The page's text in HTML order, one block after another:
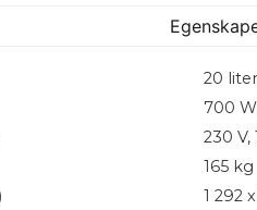
20 liter
700 W
230 V,
165 kg
1 292